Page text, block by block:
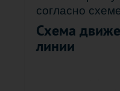
согласно
Схема
линии